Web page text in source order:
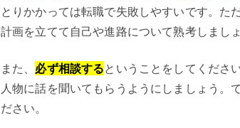
とりかかっては転職で失敗しやすいです。た
計画を立てて自己や進路について熟考しましょ
また、 必ず相談するということをしてくださ
人物に話を聞いてもらうようにしましょう。
ださい。